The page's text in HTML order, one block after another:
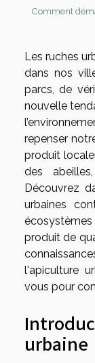
Comment
Les ruches
dans nos
parcs, de
nouvelle
repenser
produit
des
Découvrez
urbaines
produit de
l'apiculture
vous pour
urbaine